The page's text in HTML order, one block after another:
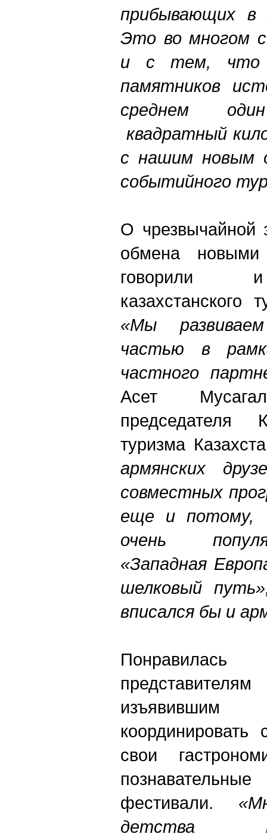
прибывающих в
Это во многом
и с тем, что
памятников
среднем
квадратный
с нашим новым
событийного
О чрезвычайной
обмена
говорили и
казахстанского
«Мы
частью в
частного
Асет
председателя
туризма
армянских
совместных
еще и потому,
очень
«Западная
шелковый
вписался бы и
свои
фестивали.
детства